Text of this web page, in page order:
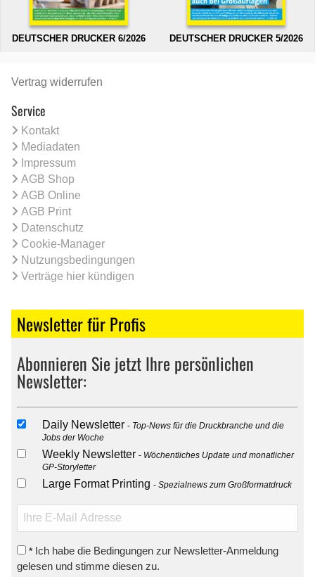
DEUTSCHER DRUCKER 6/2026 DEUTSCHER DRUCKER 5/2026
Vertrag widerrufen
Service
Kontakt
Mediadaten
Impressum
AGB Shop
AGB Online
AGB Print
Datenschutz
Cookie-Manager
Nutzungsbedingungen
Verträge hier kündigen
Newsletter für Profis
Abonnieren Sie jetzt Ihre persönlichen
Newsletter:
Daily Newsletter
Top-News für die Druckbranche und die
Jobs der Woche
Weekly Newsletter
Wöchentliches Update und monatlicher
GP-Storyletter
Large Format Printing Spezialnews zum Großformatdruck
* Ich habe die Bedingungen zur Newsletter-Anmeldung
gelesen und stimme diesen zu.